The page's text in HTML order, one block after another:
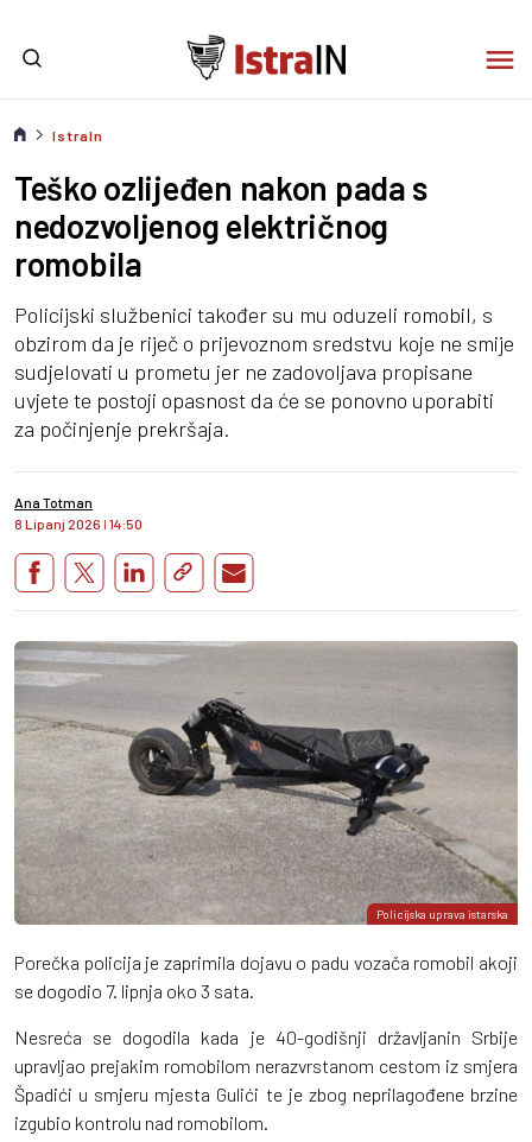
IstraIn
Teško ozlijeđen nakon pada s
nedozvoljenog električnog
romobila
Policijski službenici također su mu oduzeli romobil, s
obzirom da je riječ o prijevoznom sredstvu koje ne smije
sudjelovati u prometu jer ne zadovoljava propisane
uvjete te postoji opasnost da će se ponovno uporabiti
za počinjenje prekršaja.
Ana Totman
8 Lipanj 2026 I 14:50
Policijska uprava istarska
Porečka policija je zaprimila dojavu o padu vozača romobil akoji
se dogodio 7. lipnja oko 3 sata.
Nesreća se dogodila kada je 40-godišnji državljanin Srbije
upravljao prejakim romobilom nerazvrstanom cestom iz smjera
Špadići u smjeru mjesta Gulići te je zbog neprilagođene brzine
izgubio kontrolu nad romobilom.